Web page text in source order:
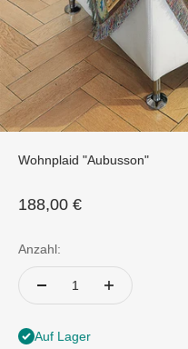
Wohnplaid "Aubusson"
Angebot
188,00 €
Anzahl:
Auf Lager